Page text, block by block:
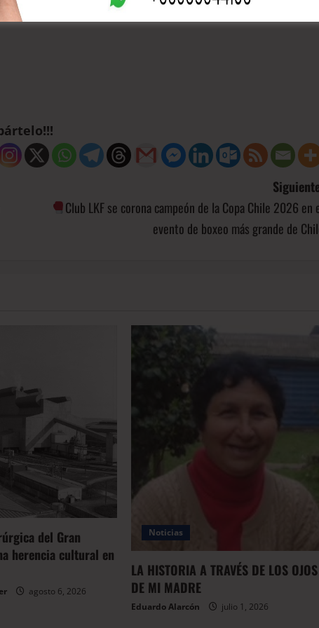
Club LKF se corona campeón de la Copa Chile 2026 en
evento de boxeo más grande de
del Gran
herencia cultural en
agosto 6, 2026
Noticias
LA HISTORIA A TRAVÉS DE LOS OJOS
DE MI MADRE
Eduardo Alarcón julio 1, 2026